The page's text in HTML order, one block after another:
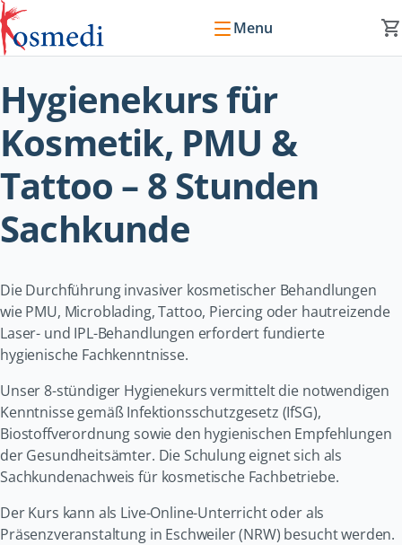
Menu
Hygienekurs für
Kosmetik, PMU &
Tattoo – 8 Stunden
Sachkunde
Die Durchführung invasiver kosmetischer Behandlungen
wie PMU, Microblading, Tattoo, Piercing oder hautreizende
Laser- und IPL-Behandlungen erfordert fundierte
hygienische Fachkenntnisse.
Unser 8-stündiger Hygienekurs vermittelt die notwendigen
Kenntnisse gemäß Infektionsschutzgesetz (IfSG),
Biostoffverordnung sowie den hygienischen Empfehlungen
der Gesundheitsämter. Die Schulung eignet sich als
Sachkundenachweis für kosmetische Fachbetriebe.
Der Kurs kann als Live-Online-Unterricht oder als
Präsenzveranstaltung in Eschweiler (NRW) besucht werden.